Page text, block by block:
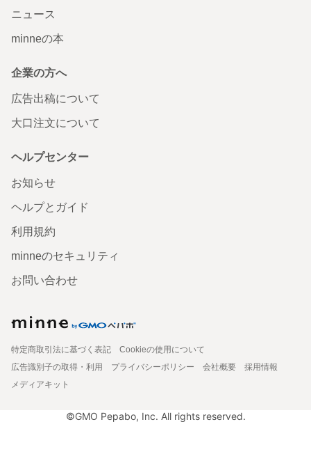
ニュース
minneの本
企業の方へ
広告出稿について
大口注文について
ヘルプセンター
お知らせ
ヘルプとガイド
利用規約
minneのセキュリティ
お問い合わせ
特定商取引法に基づく表記
Cookieの使用について
広告識別子の取得・利用
プライバシーポリシー 会社概要
採用情報
メディアキット
©GMO Pepabo, Inc. All rights reserved.